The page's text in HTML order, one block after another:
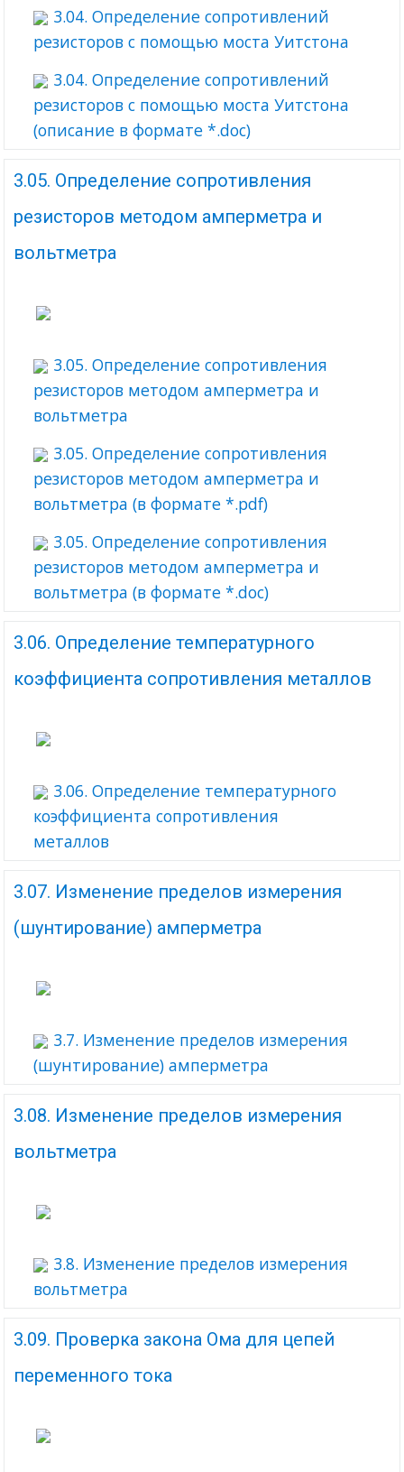
3.04. Определение сопротивлений
резисторов с помощью моста Уитстона
3.04. Определение сопротивлений
резисторов с помощью моста Уитстона
(описание в формате *.doc)
3.05. Определение сопротивления
резисторов методом амперметра и
вольтметра
3.05. Определение сопротивления
резисторов методом амперметра и
вольтметра
3.05. Определение сопротивления
резисторов методом амперметра и
вольтметра (в формате *.pdf)
3.05. Определение сопротивления
резисторов методом амперметра и
вольтметра (в формате *.doc)
3.06. Определение температурного
коэффициента сопротивления металлов
3.06. Определение температурного
коэффициента сопротивления
металлов
3.07. Изменение пределов измерения
(шунтирование) амперметра
3.7. Изменение пределов измерения
(шунтирование) амперметра
3.08. Изменение пределов измерения
вольтметра
3.8. Изменение пределов измерения
вольтметра
3.09. Проверка закона Ома для цепей
переменного тока